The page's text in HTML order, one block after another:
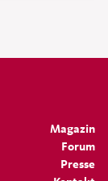
Magazin
Forum
Presse